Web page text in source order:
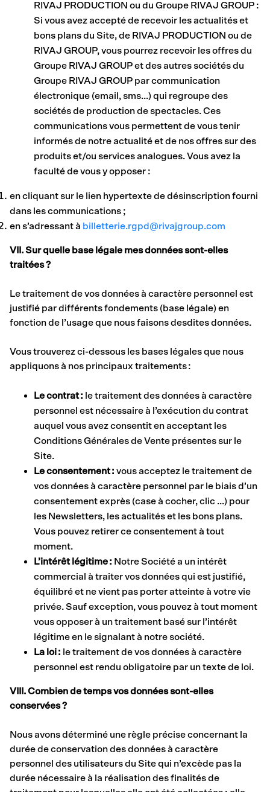
RIVAJ PRODUCTION ou du Groupe RIVAJ GROUP :
Si vous avez accepté de recevoir les actualités et
bons plans du Site, de RIVAJ PRODUCTION ou de
RIVAJ GROUP, vous pourrez recevoir les offres du
Groupe RIVAJ GROUP et des autres sociétés du
Groupe RIVAJ GROUP par communication
électronique (email, sms…) qui regroupe des
sociétés de production de spectacles. Ces
communications vous permettent de vous tenir
informés de notre actualité et de nos offres sur des
produits et/ou services analogues. Vous avez la
faculté de vous y opposer :
en cliquant sur le lien hypertexte de désinscription fourni
dans les communications ;
en s’adressant à billetterie.rgpd@rivajgroup.com
VII. Sur quelle base légale mes données sont-elles
traitées ?
Le traitement de vos données à caractère personnel est
justifié par différents fondements (base légale) en
fonction de l’usage que nous faisons desdites données.
Vous trouverez ci-dessous les bases légales que nous
appliquons à nos principaux traitements :
Le contrat : le traitement des données à caractère
personnel est nécessaire à l’exécution du contrat
auquel vous avez consentit en acceptant les
Conditions Générales de Vente présentes sur le
Site.
Le consentement : vous acceptez le traitement de
vos données à caractère personnel par le biais d’un
consentement exprès (case à cocher, clic …) pour
les Newsletters, les actualités et les bons plans.
Vous pouvez retirer ce consentement à tout
moment.
L’intérêt légitime : Notre Société a un intérêt
commercial à traiter vos données qui est justifié,
équilibré et ne vient pas porter atteinte à votre vie
privée. Sauf exception, vous pouvez à tout moment
vous opposer à un traitement basé sur l’intérêt
légitime en le signalant à notre société.
La loi : le traitement de vos données à caractère
personnel est rendu obligatoire par un texte de loi.
VIII. Combien de temps vos données sont-elles
conservées ?
Nous avons déterminé une règle précise concernant la
durée de conservation des données à caractère
personnel des utilisateurs du Site qui n’excède pas la
durée nécessaire à la réalisation des finalités de